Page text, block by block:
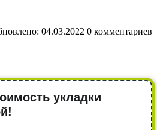
04.03.2022 0 комментариев
укладки